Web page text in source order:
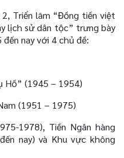
Triển lãm “Đồng tiền việt
lịch sử dân tộc” trưng bày
nay với 4 chủ đề:
Hồ” (1945 – 1954)
(1951 – 1975)
1978), Tiền Ngân hàng
nay) và Khu vực không